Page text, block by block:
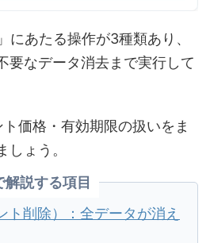
にあたる操作が3種類あり、
要なデータ消去まで実行して
価格・有効期限の扱いをま
しょう。
説する項目
ト削除）：全データが消え